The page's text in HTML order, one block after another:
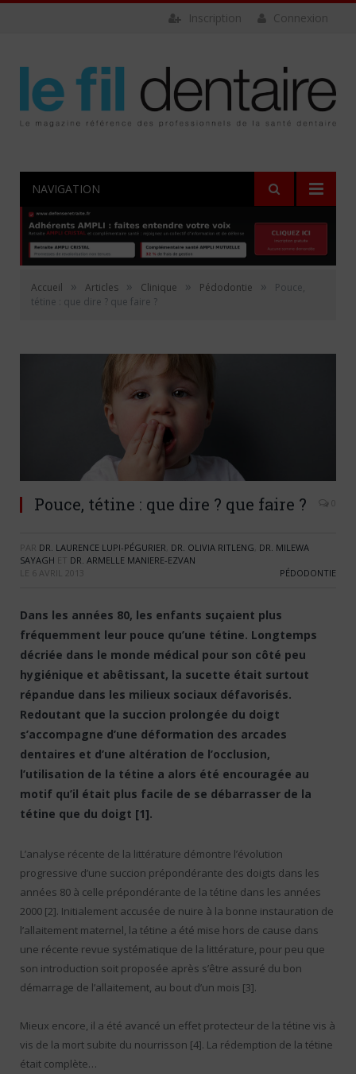
Connexion
Inscription
NAVIGATION
Accueil » Articles » Clinique » Pédodontie »
Pouce,
tétine : que dire ? que faire ?
Pouce, tétine : que dire ? que faire ? 0
PAR DR. LAURENCE LUPI-PÉGURIER DR. OLIVIA RITLENG DR. MILEWA
SAYAGH ET DR. ARMELLE MANIERE-EZVAN
LE 6 AVRIL 2013 PÉDODONTIE
Dans les années 80, les enfants suçaient plus
fréquemment leur pouce qu’une tétine. Longtemps
décriée dans le monde médical pour son côté peu
hygiénique et abêtissant, la sucette était surtout
répandue dans les milieux sociaux défavorisés.
Redoutant que la succion prolongée du doigt
s’accompagne d’une déformation des arcades
dentaires et d’une altération de l’occlusion,
l’utilisation de la tétine a alors été encouragée au
motif qu’il était plus facile de se débarrasser de la
tétine que du doigt [1].
L’analyse récente de la littérature démontre l’évolution
progressive d’une succion prépondérante des doigts dans les
années 80 à celle prépondérante de la tétine dans les années
2000 [2]. Initialement accusée de nuire à la bonne instauration de
l’allaitement maternel, la tétine a été mise hors de cause dans
une récente revue systématique de la littérature, pour peu que
son introduction soit proposée après s’être assuré du bon
démarrage de l’allaitement, au bout d’un mois [3].
Mieux encore, il a été avancé un effet protecteur de la tétine vis à
vis de la mort subite du nourrisson [4]. La rédemption de la tétine
était complète…